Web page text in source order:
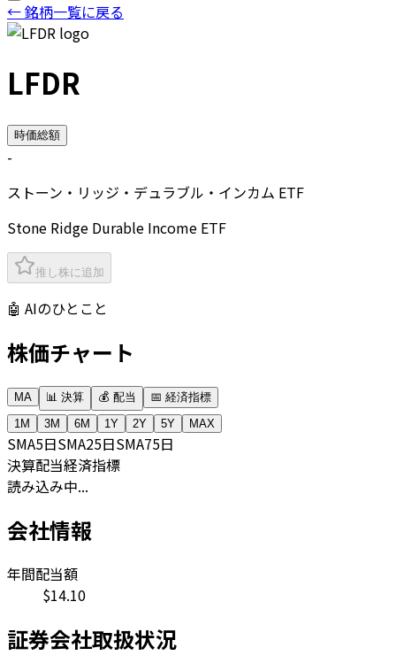
← 銘柄一覧に戻る
LFDR
時価総額
-
ストーン・リッジ・デュラブル・インカム ETF
Stone Ridge Durable Income ETF
推し株に追加
🤖 AIのひとこと
株価チャート
MA 📊 決算 💰 配当
📅 経済指標
1M
3M 6M 1Y 2Y 5Y MAX
SMA5日SMA25日SMA75日
決算配当経済指標
読み込み中...
会社情報
年間配当額
$14.10
証券会社取扱状況